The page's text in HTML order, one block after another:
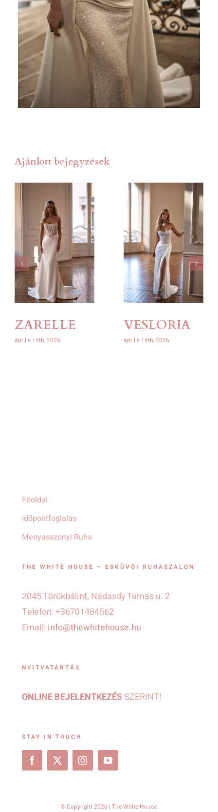
Ajánlott bejegyzések
ZARELLE
április 14th, 2026
VESLORIA
április 14th, 2026
Főoldal
Időpontfoglalás
Menyasszonyi Ruha
THE WHITE HOUSE – ESKÜVŐI RUHASZALON
2045 Törökbálint, Nádasdy Tamás u. 2.
Telefon: +36701484562
Email: info@thewhitehouse.hu
NYITVATARTÁS
ONLINE BEJELENTKEZÉSSZERINT!
STAY IN TOUCH
© Copyright 2026 | The White House